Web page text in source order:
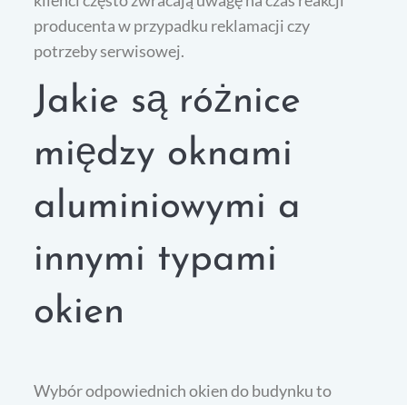
producenta w przypadku reklamacji czy
potrzeby serwisowej.
Jakie są różnice
między oknami
aluminiowymi a
innymi typami
okien
Wybór odpowiednich okien do budynku to